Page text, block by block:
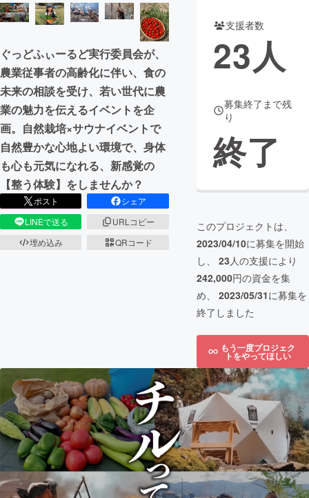
ぐっどふぃーるど実行委員会が、
農業従事者の高齢化に伴い、食の
未来の相談を受け、若い世代に農
業の魅力を伝えるイベントを企
画。自然栽培×サウナイベントで
自然豊かな心地よい環境で、身体
も心も元気になれる、新感覚の
【整う体験】をしませんか？
ポスト
シェア
LINEで送る
URLコピー
埋め込み
QRコード
支援者数
23人
募集終了まで残
り
終了
このプロジェクトは、
2023/04/10に募集を開始
し、 23人の支援により
242,000円の資金を集
め、 2023/05/31に募集を
終了しました
もう一度プロジェク
トをやってほしい